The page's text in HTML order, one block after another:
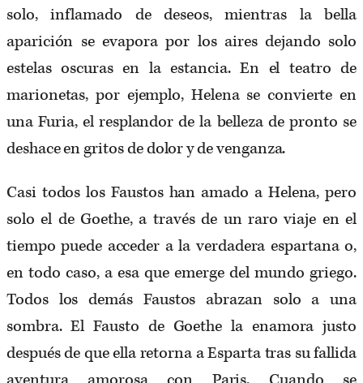
solo, inflamado de deseos, mientras la bella
aparición se evapora por los aires dejando solo
estelas oscuras en la estancia. En el teatro de
marionetas, por ejemplo, Helena se convierte en
una Furia, el resplandor de la belleza de pronto se
deshace en gritos de dolor y de venganza.
Casi todos los Faustos han amado a Helena, pero
solo el de Goethe, a través de un raro viaje en el
tiempo puede acceder a la verdadera espartana o,
en todo caso, a esa que emerge del mundo griego.
Todos los demás Faustos abrazan solo a una
sombra. El Fausto de Goethe la enamora justo
después de que ella retorna a Esparta tras su fallida